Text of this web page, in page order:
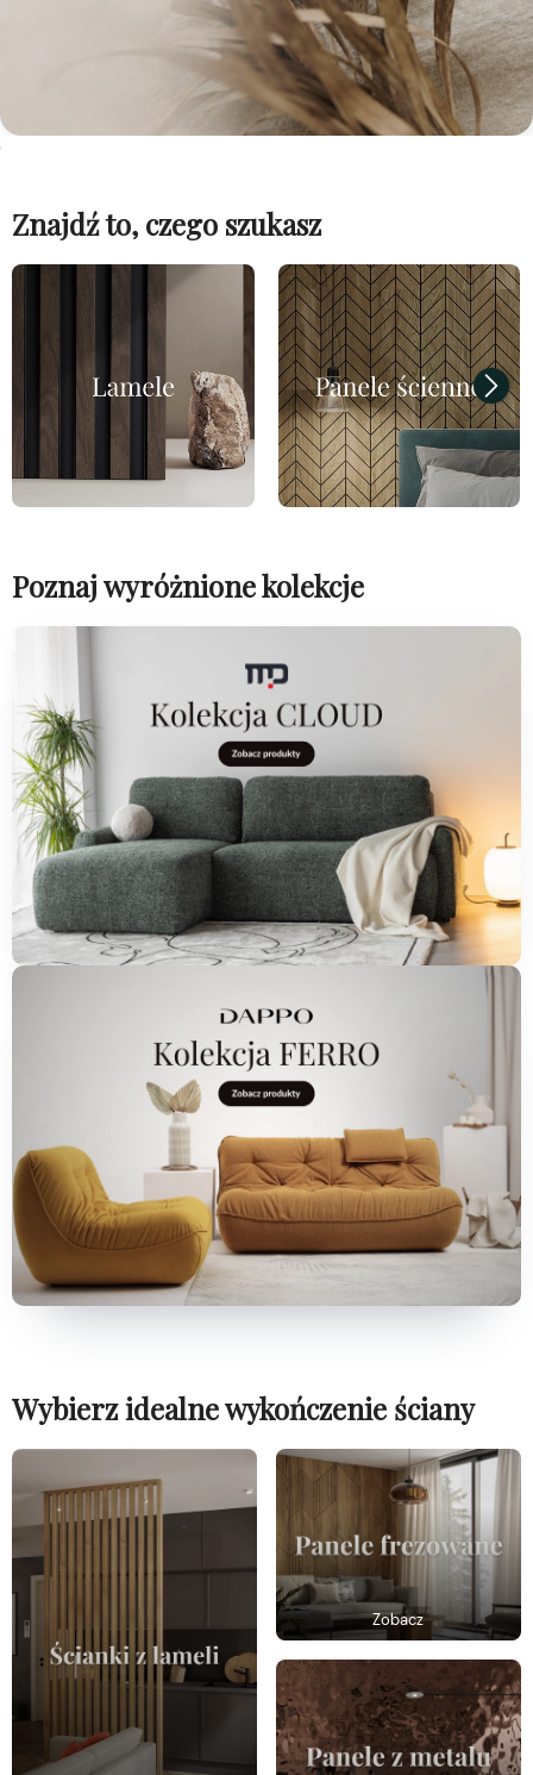
Znajdź to, czego szukasz
Poznaj wyróżnione kolekcje
Wybierz idealne wykończenie ściany
Zobacz